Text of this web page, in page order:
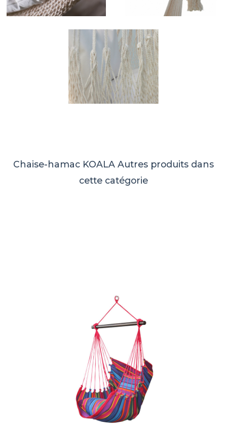
Chaise-hamac KOALA Autres produits dans
cette catégorie